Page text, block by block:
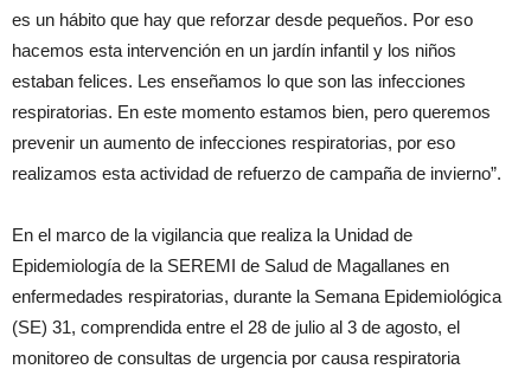
es un hábito que hay que reforzar desde pequeños. Por eso
hacemos esta intervención en un jardín infantil y los niños
estaban felices. Les enseñamos lo que son las infecciones
respiratorias. En este momento estamos bien, pero queremos
prevenir un aumento de infecciones respiratorias, por eso
realizamos esta actividad de refuerzo de campaña de invierno”.
En el marco de la vigilancia que realiza la Unidad de
Epidemiología de la SEREMI de Salud de Magallanes en
enfermedades respiratorias, durante la Semana Epidemiológica
(SE) 31, comprendida entre el 28 de julio al 3 de agosto, el
monitoreo de consultas de urgencia por causa respiratoria